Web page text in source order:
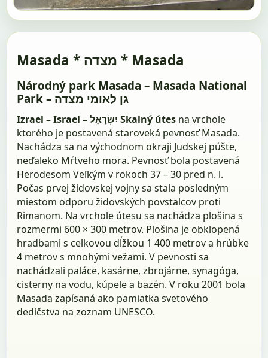
Masada * מצדה * Masada
Národný park Masada – Masada National
Park – גן לאומי מצדה
Izrael – Israel – יִשְׂרָאֵלSkalný útes na vrchole
ktorého je postavená staroveká pevnosť Masada.
Nachádza sa na východnom okraji Judskej púšte,
neďaleko Mŕtveho mora. Pevnosť bola postavená
Herodesom Veľkým v rokoch 37 – 30 pred n. l.
Počas prvej židovskej vojny sa stala posledným
miestom odporu židovských povstalcov proti
Rimanom. Na vrchole útesu sa nachádza plošina s
rozmermi 600 × 300 metrov. Plošina je obklopená
hradbami s celkovou dĺžkou 1 400 metrov a hrúbke
4 metrov s mnohými vežami. V pevnosti sa
nachádzali paláce, kasárne, zbrojárne, synagóga,
cisterny na vodu, kúpele a bazén. V roku 2001 bola
Masada zapísaná ako pamiatka svetového
dedičstva na zoznam UNESCO.